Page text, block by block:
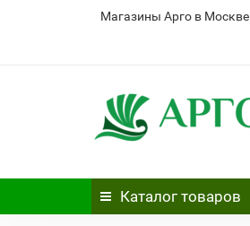
Магазины Арго в Москве
Каталог товаров